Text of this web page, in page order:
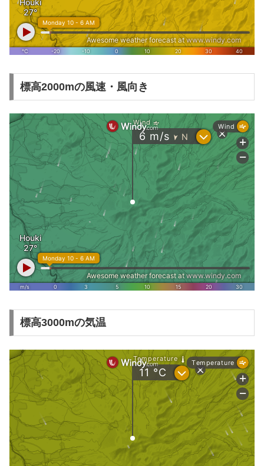
標高2000mの風速・風向き
標高3000mの気温